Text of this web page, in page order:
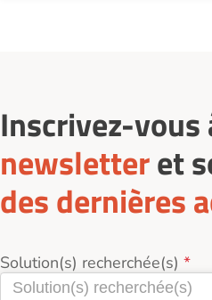
Inscrivez-vous
newsletteret
des dernières
Solution(s) recherchée(s)